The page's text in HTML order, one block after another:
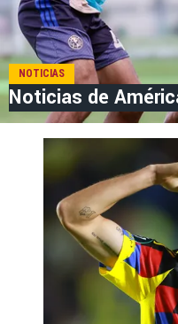
NOTICIAS
Noticias de